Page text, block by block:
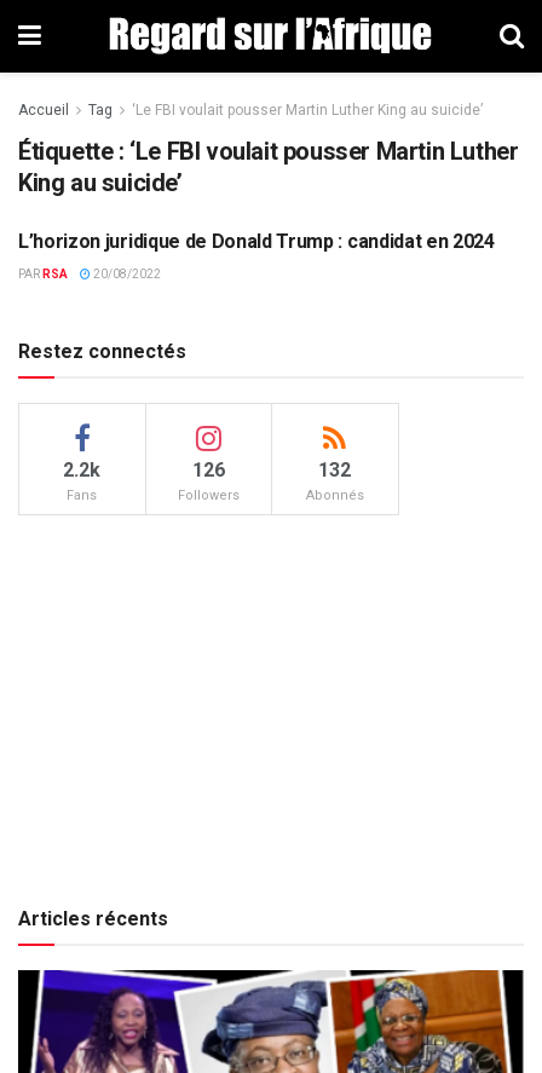
Accueil Tag ‘Le FBI voulait pousser Martin Luther King au suicide’
Étiquette : ‘Le FBI voulait pousser Martin Luther
King au suicide’
ETATS-UNIS
L’horizon juridique de Donald Trump : candidat en 2024
PAR RSA 20/08/2022
Restez connectés
2.2k
Fans
126
Followers
132
Abonnés
Articles récents